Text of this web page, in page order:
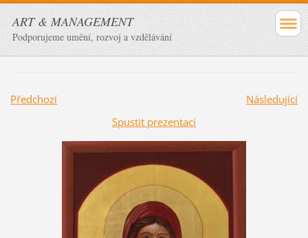
ART & MANAGEMENT
Podporujeme umění, rozvoj a vzdělávání
Předchozí
Následující
Spustit prezentaci